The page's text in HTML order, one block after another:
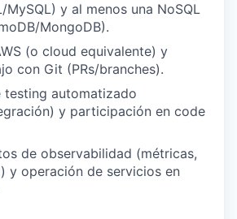
MySQL) y al menos una NoSQL
MongoDB).
(o cloud equivalente) y
con Git (PRs/branches).
testing automatizado
y participación en code
de observabilidad (métricas,
y operación de servicios en